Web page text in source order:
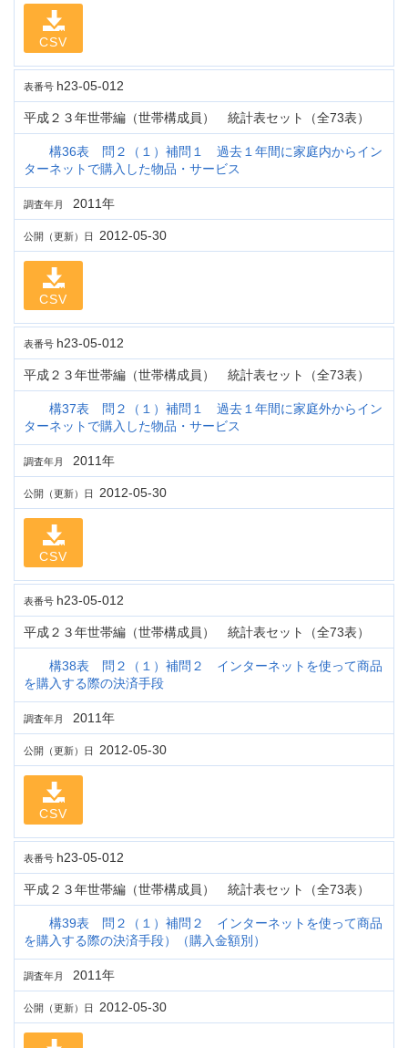
CSV
表番号 h23-05-012
平成２３年世帯編（世帯構成員） 統計表セット（全73表）
構36表 問２（１）補問１ 過去１年間に家庭内からイン
ターネットで購入した物品・サービス
調査年月 2011年
公開（更新）日 2012-05-30
CSV
表番号 h23-05-012
平成２３年世帯編（世帯構成員） 統計表セット（全73表）
構37表 問２（１）補問１ 過去１年間に家庭外からイン
ターネットで購入した物品・サービス
調査年月 2011年
公開（更新）日 2012-05-30
CSV
表番号 h23-05-012
平成２３年世帯編（世帯構成員） 統計表セット（全73表）
構38表 問２（１）補問２ インターネットを使って商品
を購入する際の決済手段
調査年月 2011年
公開（更新）日 2012-05-30
CSV
表番号 h23-05-012
平成２３年世帯編（世帯構成員） 統計表セット（全73表）
構39表 問２（１）補問２ インターネットを使って商品
を購入する際の決済手段）（購入金額別）
調査年月 2011年
公開（更新）日 2012-05-30